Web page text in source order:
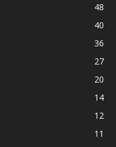
48
40
36
27
20
14
12
11